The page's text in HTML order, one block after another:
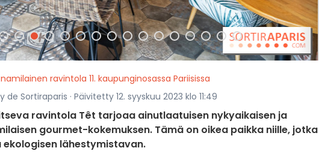
ravintola 11. kaupunginosassa Pariisissa
de Sortiraparis · Päivitetty 12. syyskuu 2023 klo 11:49
ravintola Têt tarjoaa ainutlaatuisen nykyaikaisen ja
gourmet-kokemuksen. Tämä on oikea paikka niille, jotka
lähestymistavan.